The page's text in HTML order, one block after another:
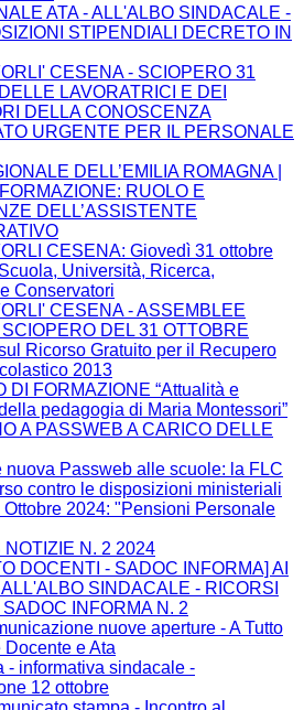
ATA - ALL'ALBO SINDACALE -
STIPENDIALI DECRETO IN
CESENA - SCIOPERO 31
LAVORATRICI E DEI
DELLA CONOSCENZA
URGENTE PER IL PERSONALE
DELL’EMILIA ROMAGNA |
RUOLO E
DELL’ASSISTENTE
CESENA: Giovedì 31 ottobre
Università, Ricerca,
Conservatori
CESENA - ASSEMBLEE
DEL 31 OTTOBRE
Ricorso Gratuito per il Recupero
2013
DI FORMAZIONE “Attualità e
pedagogia di Maria Montessori”
A PASSWEB A CARICO DELLE
nuova Passweb alle scuole: la FLC
contro le disposizioni ministeriali
Ottobre 2024: "Pensioni Personale
NOTIZIE N. 2 2024
DOCENTI - SADOC INFORMA] AI
SINDACALE - RICORSI
INFORMA N. 2
nuove aperture - A Tutto
e Ata
- informativa sindacale -
12 ottobre